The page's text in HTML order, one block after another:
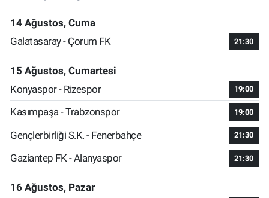
14 Ağustos, Cuma
Galatasaray - Çorum FK
21:30
15 Ağustos, Cumartesi
Konyaspor - Rizespor
19:00
Kasımpaşa - Trabzonspor 19:00
Gençlerbirliği S.K. - Fenerbahçe 21:30
Gaziantep FK - Alanyaspor 21:30
16 Ağustos, Pazar